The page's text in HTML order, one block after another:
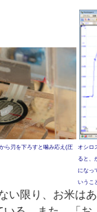
ら刃を下ろすと噛み応え(圧
オシロ
ると、
になっ
いうこ
い限り、お米はあ